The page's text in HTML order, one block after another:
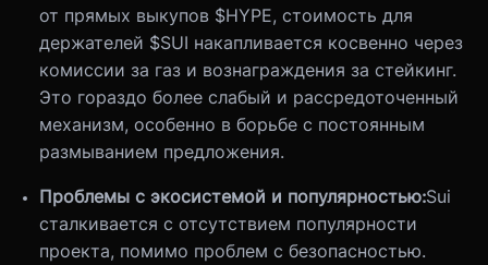
от прямых выкупов $HYPE, стоимость для
держателей $SUI накапливается косвенно через
комиссии за газ и вознаграждения за стейкинг.
Это гораздо более слабый и рассредоточенный
механизм, особенно в борьбе с постоянным
размыванием предложения.
Проблемы с экосистемой и популярностью:Sui
сталкивается с отсутствием популярности
проекта, помимо проблем с безопасностью.